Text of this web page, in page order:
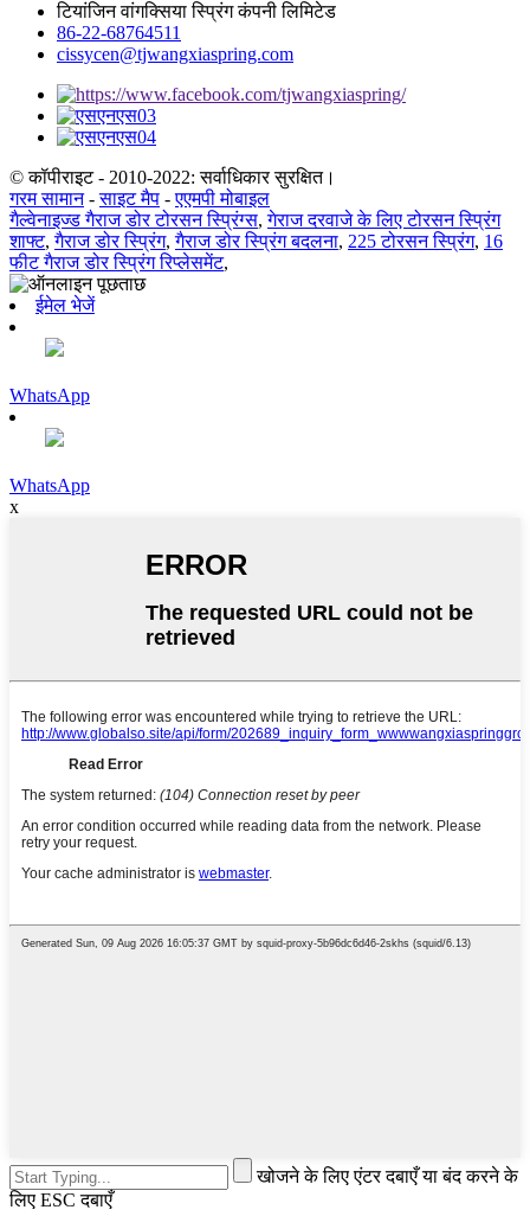
टियांजिन वांगक्सिया स्प्रिंग कंपनी लिमिटेड
86-22-68764511
cissycen@tjwangxiaspring.com
© कॉपीराइट - 2010-2022: सर्वाधिकार सुरक्षित।
गरम सामान-साइट मैप -एएमपी मोबाइल
गैल्वेनाइज्ड गैराज डोर टोरसन स्प्रिंग्स,गेराज दरवाजे के लिए टोरसन स्प्रिंग
शाफ्ट,गैराज डोर स्प्रिंग,गैराज डोर स्प्रिंग बदलना, 225 टोरसन स्प्रिंग, 16
फीट गैराज डोर स्प्रिंग रिप्लेसमेंट,
ईमेल भेजें
WhatsApp
WhatsApp
x
खोजने के लिए एंटर दबाएँ या बंद करने के
लिए ESC दबाएँ